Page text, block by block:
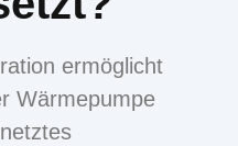
ermöglicht
Wärmepumpe